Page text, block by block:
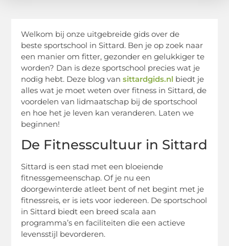
Welkom bij onze uitgebreide gids over de
beste sportschool in Sittard. Ben je op zoek naar
een manier om fitter, gezonder en gelukkiger te
worden? Dan is deze sportschool precies wat je
nodig hebt. Deze blog vansittardgids.nl biedt je
alles wat je moet weten over fitness in Sittard, de
voordelen van lidmaatschap bij de sportschool
en hoe het je leven kan veranderen. Laten we
beginnen!
De Fitnesscultuur in Sittard
Sittard is een stad met een bloeiende
fitnessgemeenschap. Of je nu een
doorgewinterde atleet bent of net begint met je
fitnessreis, er is iets voor iedereen. De sportschool
in Sittard biedt een breed scala aan
programma’s en faciliteiten die een actieve
levensstijl bevorderen.